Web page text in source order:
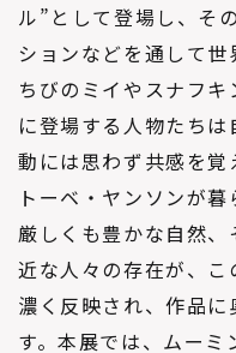
ル”として登場し、そ
ションなどを通して世
ちびのミイやスナフ
に登場する人物たち
動には思わず共感を
トーベ・ヤンソンが
厳しくも豊かな自然
近な人々の存在が、
濃く反映され、作品
す。本展では、ムー